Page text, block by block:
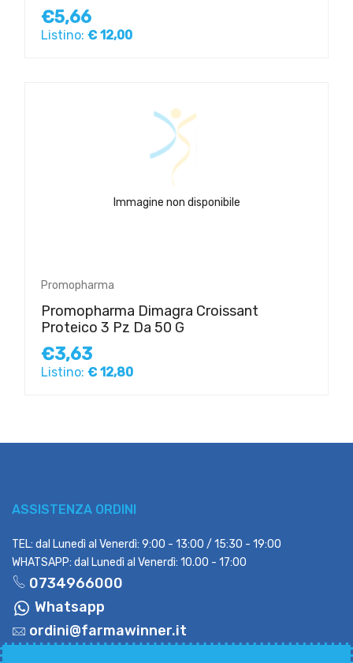
€5,66
Listino: € 12,00
Immagine non disponibile
Promopharma
Promopharma Dimagra Croissant
Proteico 3 Pz Da 50 G
€3,63
Listino: € 12,80
ASSISTENZA ORDINI
TEL: dal Lunedì al Venerdì: 9:00 - 13:00 / 15:30 - 19:00
WHATSAPP: dal Lunedì al Venerdì: 10.00 - 17:00
0734966000
Whatsapp
ordini@farmawinner.it